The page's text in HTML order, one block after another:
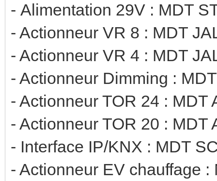
- Alimentation 29V : MDT
- Actionneur VR 8 : MDT
- Actionneur VR 4 : MDT
- Actionneur Dimming :
- Actionneur TOR 24 :
- Actionneur TOR 20 :
- Interface IP/KNX : MDT
- Actionneur EV